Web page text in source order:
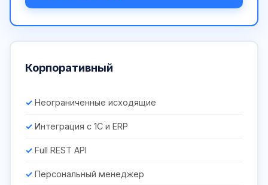
Корпоративный
Неограниченные исходящие
Интеграция с 1С и ERP
Full REST API
Персональный менеджер